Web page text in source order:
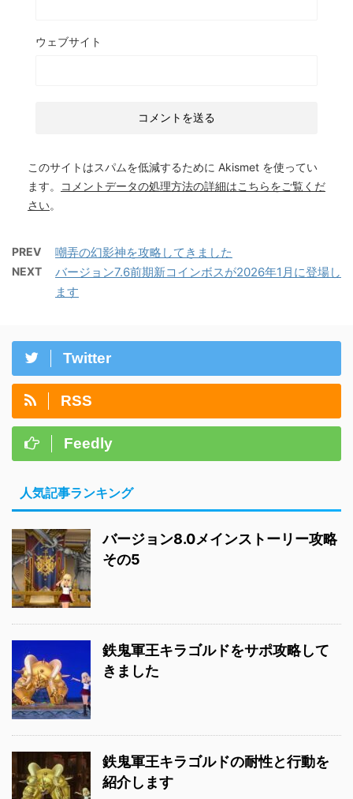
ウェブサイト
このサイトはスパムを低減するために Akismet を使ってい
ます。
コメントデータの処理方法の詳細はこちらをご覧くだ
さい。
PREV 嘲弄の幻影神を攻略してきました
NEXT
バージョン7.6前期新コインボスが2026年1月に登場し
ます
Twitter
RSS
Feedly
人気記事ランキング
バージョン8.0メインストーリー攻略
その5
鉄鬼軍王キラゴルドをサポ攻略して
きました
鉄鬼軍王キラゴルドの耐性と行動を
紹介します